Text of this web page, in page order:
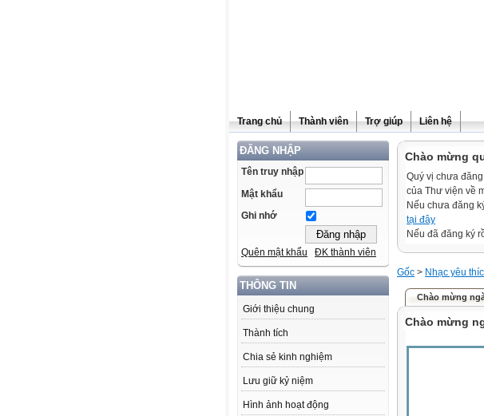
Trang chủ Thành viên Trợ giúp Liên hệ
ĐĂNG NHẬP
Tên truy nhập
Mật khẩu
Ghi nhớ
Quên mật khẩu ĐK thành viên
THÔNG TIN
Giới thiệu chung
Thành tích
Chia sẻ kinh nghiệm
Lưu giữ kỷ niệm
Hình ảnh hoạt động
Chào mừng
Quý vị chưa
của Thư viện về
Nếu chưa đăng
tại đây
Nếu đã đăng ký
Gốc > Nhạc yêu
Chào mừng
Chào mừng